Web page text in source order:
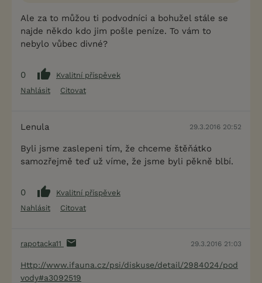
Ale za to můžou ti podvodníci a bohužel stále se
najde někdo kdo jim pošle peníze. To vám to
nebylo vůbec divné?
0
Kvalitní příspěvek
Nahlásit
Citovat
Lenula 29.3.2016 20:52
Byli jsme zaslepeni tím, že chceme štěňátko
samozřejmě teď už víme, že jsme byli pěkně blbí.
0
Kvalitní příspěvek
Nahlásit
Citovat
rapotacka11 29.3.2016 21:03
Http://www.ifauna.cz/psi/diskuse/detail/2984024/pod
vody#a3092519